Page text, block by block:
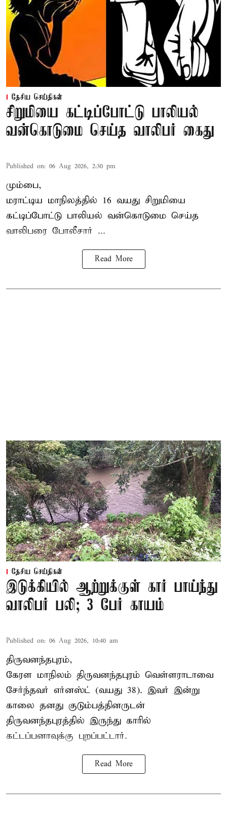
தேசிய செய்திகள்
சிறுமியை கட்டிப்போட்டு பாலியல்
வன்கொடுமை செய்த வாலிபர் கைது
Published on: 06 Aug 2026, 2:30 pm
மும்பை,
மராட்டிய மாநிலத்தில் 16 வயது சிறுமியை
கட்டிப்போட்டு பாலியல் வன்கொடுமை செய்த
வாலிபரை போலீசார் ...
Read More
தேசிய செய்திகள்
இடுக்கியில் ஆற்றுக்குள் கார் பாய்ந்து
வாலிபர் பலி; 3 பேர் காயம்
Published on: 06 Aug 2026, 10:40 am
திருவனந்தபுரம்,
கேரள மாநிலம் திருவனந்தபுரம் வெள்ளராடாவை
சேர்ந்தவர் எர்னஸ்ட் (வயது 38). இவர் இன்று
காலை தனது குடும்பத்தினருடன்
திருவனந்தபுரத்தில் இருந்து காரில்
கட்டப்பனாவுக்கு புறப்பட்டார்.
Read More